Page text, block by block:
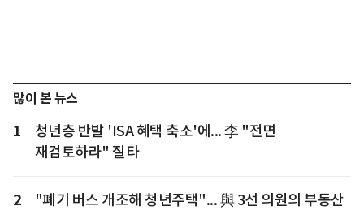
많이 본 뉴스
1
청년층 반발 'ISA 혜택 축소'에... 李 "전면
재검토하라" 질타
2
"폐기 버스 개조해 청년주택"... 與 3선 의원의 부동산